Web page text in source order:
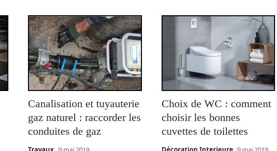
Canalisation et tuyauterie
gaz naturel : raccorder les
conduites de gaz
Choix de WC : comment
choisir les bonnes
cuvettes de toilettes